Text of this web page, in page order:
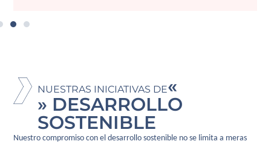
NUESTRAS INICIATIVAS DE«
» DESARROLLO
SOSTENIBLE
Nuestro compromiso con el desarrollo sostenible no se limita a meras